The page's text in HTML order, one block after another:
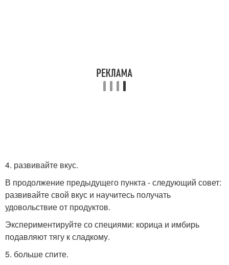
4. развивайте вкус.
В продолжение предыдущего пункта - следующий совет:
развивайте свой вкус и научитесь получать
удовольствие от продуктов.
Экспериментируйте со специями: корица и имбирь
подавляют тягу к сладкому.
5. больше спите.